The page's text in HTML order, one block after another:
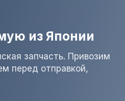
из Японии
запчасть. Привозим
перед отправкой,